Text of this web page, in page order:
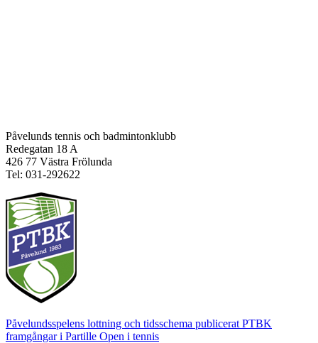
Påvelunds tennis och badmintonklubb
Redegatan 18 A
426 77 Västra Frölunda
Tel: 031-292622
Påvelundsspelens lottning och tidsschema publicerat PTBK
framgångar i Partille Open i tennis